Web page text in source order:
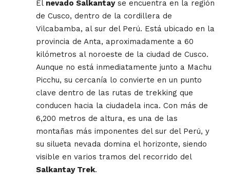
El nevado Salkantayse encuentra en la región
de Cusco, dentro de la cordillera de
Vilcabamba, al sur del Perú. Está ubicado en la
provincia de Anta, aproximadamente a 60
kilómetros al noroeste de la ciudad de Cusco.
Aunque no está inmediatamente junto a Machu
Picchu, su cercanía lo convierte en un punto
clave dentro de las rutas de trekking que
conducen hacia la ciudadela inca. Con más de
6,200 metros de altura, es una de las
montañas más imponentes del sur del Perú, y
su silueta nevada domina el horizonte, siendo
visible en varios tramos del recorrido del
Salkantay Trek.